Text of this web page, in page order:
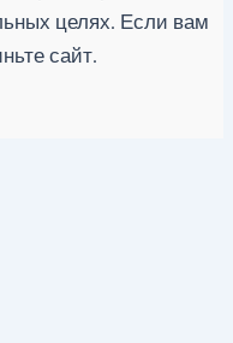
целях. Если вам
сайт.